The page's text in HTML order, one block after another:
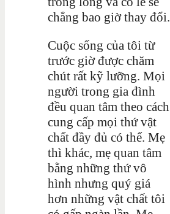
chẳng bao giờ thay đổi.
Cuộc sống của tôi từ
trước giờ được chăm
chút rất kỹ lưỡng. Mọi
người trong gia đình
đều quan tâm theo cách
cung cấp mọi thứ vật
chất đầy đủ có thể. Mẹ
thì khác, mẹ quan tâm
bằng những thứ vô
hình nhưng quý giá
hơn những vật chất tôi